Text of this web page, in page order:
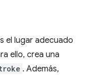
el lugar adecuado
ello, crea una
. Además,